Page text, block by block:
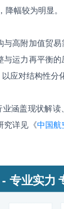
幅较为明显。
高附加值贸
运力再平衡
应对结构性分
涵盖现状解
究详见《中国航